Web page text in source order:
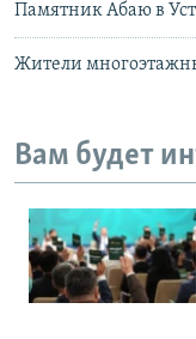
Памятник Абаю в
Жители
Вам будет